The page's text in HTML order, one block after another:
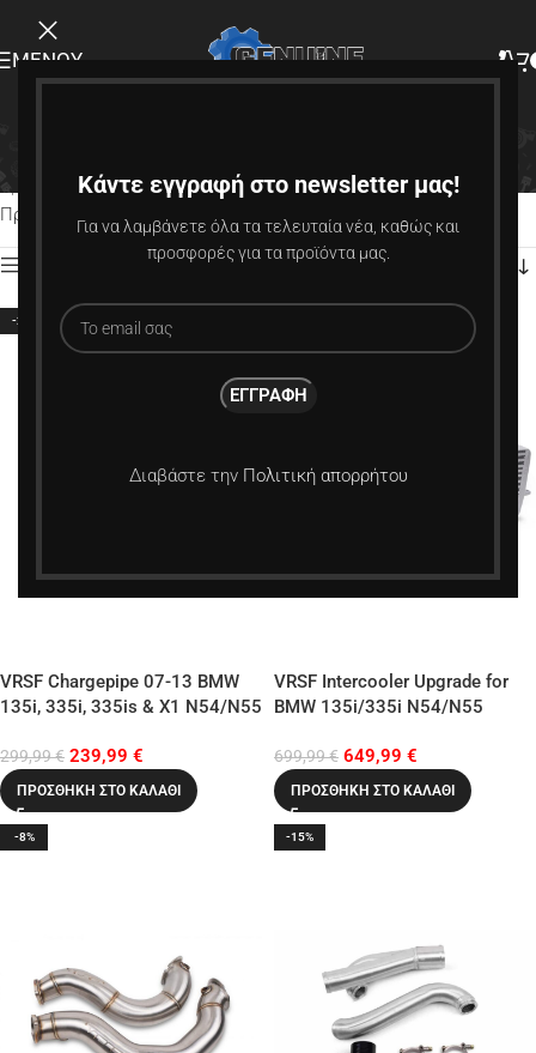
Κάντε εγγραφή στο newsletter μας!
Για να λαμβάνετε όλα τα τελευταία νέα, καθώς και
προσφορές για τα προϊόντα μας.
Διαβάστε την Πολιτική απορρήτου
ΜΕΝΟΎ
Αρχική σελίδα Προϊόν Κατασκευαστής VRSF
Προβάλλονται όλα - 4 αποτελέσματα
Εμφάνιση πλευρικής γραμμής
-20%
VRSF Chargepipe 07-13 BMW
135i, 335i, 335is & X1 N54/N55
299,99€ 239,99 €
ΠΡΟΣΘΉΚΗ ΣΤΟ ΚΑΛΆΘΙ
VRSF Intercooler Upgrade for
BMW 135i/335i N54/N55
699,99€ 649,99 €
ΠΡΟΣΘΉΚΗ ΣΤΟ ΚΑΛΆΘΙ
-8% -15%